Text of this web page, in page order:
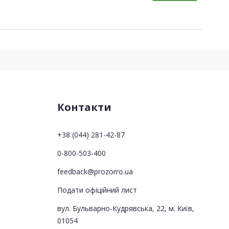
Контакти
+38 (044) 281-42-87
0-800-503-400
feedback@prozorro.ua
Подати офіційний лист
вул. Бульварно-Кудрявська, 22, м. Київ,
01054